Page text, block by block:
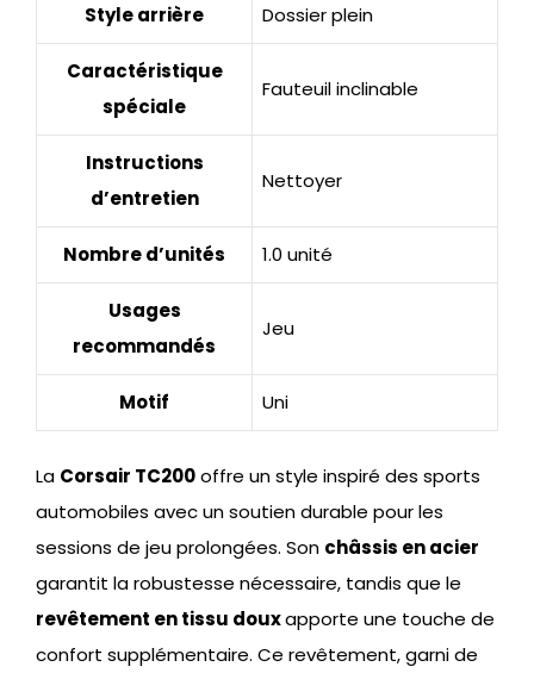
Style arrière Dossier plein
Caractéristique
spéciale
Fauteuil inclinable
Instructions
d’entretien
Nettoyer
Nombre d’unités 1.0 unité
Usages
recommandés
Jeu
Motif Uni
La Corsair TC200offre un style inspiré des sports
automobiles avec un soutien durable pour les
sessions de jeu prolongées. Son châssis en acier
garantit la robustesse nécessaire, tandis que le
revêtement en tissu douxapporte une touche de
confort supplémentaire. Ce revêtement, garni de